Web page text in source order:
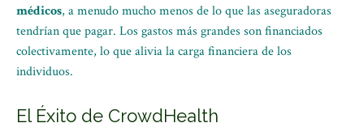
médicos, a menudo mucho menos de lo que las aseguradoras
tendrían que pagar. Los gastos más grandes son financiados
colectivamente, lo que alivia la carga financiera de los
individuos.
El Éxito de CrowdHealth